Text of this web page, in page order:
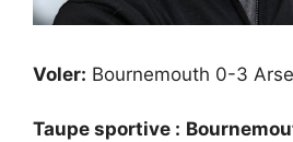
Voler: Bournemouth 0-3
Taupe sportive :